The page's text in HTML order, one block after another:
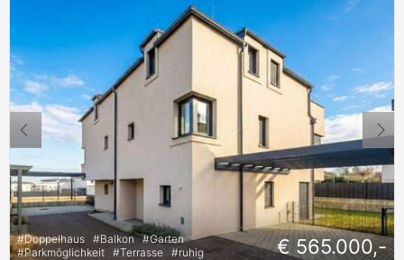
#Doppelhaus #Balkon #Garten
#Parkmöglichkeit #Terrasse #ruhig € 565.000,-